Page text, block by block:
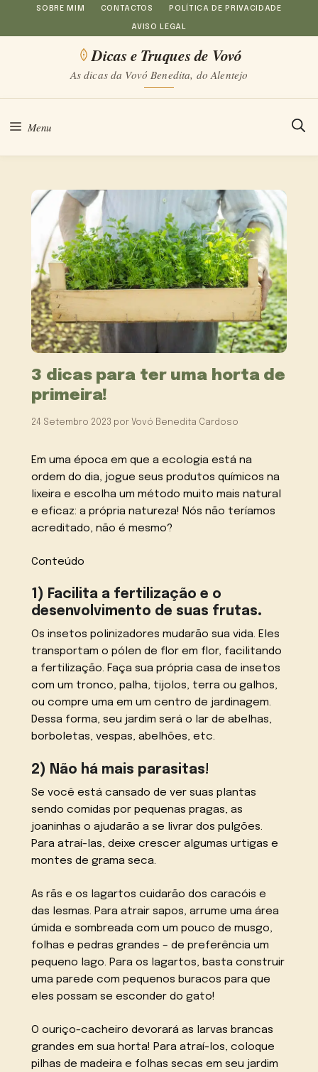
Saltar
para
conteúdo
SOBRE MIM CONTACTOS POLÍTICA DE PRIVACIDADE
AVISO LEGAL
Dicas e Truques de Vovó
As dicas da Vovó Benedita, do Alentejo
Menu
3 dicas para ter uma horta de
primeira!
24 Setembro 2023 por Vovó Benedita Cardoso
Em uma época em que a ecologia está na
ordem do dia, jogue seus produtos químicos na
lixeira e escolha um método muito mais natural
e eficaz: a própria natureza! Nós não teríamos
acreditado, não é mesmo?
Conteúdo
1) Facilita a fertilização e o
desenvolvimento de suas frutas.
Os insetos polinizadores mudarão sua vida. Eles
transportam o pólen de flor em flor, facilitando
a fertilização. Faça sua própria casa de insetos
com um tronco, palha, tijolos, terra ou galhos,
ou compre uma em um centro de jardinagem.
Dessa forma, seu jardim será o lar de abelhas,
borboletas, vespas, abelhões, etc.
2) Não há mais parasitas!
Se você está cansado de ver suas plantas
sendo comidas por pequenas pragas, as
joaninhas o ajudarão a se livrar dos pulgões.
Para atraí-las, deixe crescer algumas urtigas e
montes de grama seca.
As rãs e os lagartos cuidarão dos caracóis e
das lesmas. Para atrair sapos, arrume uma área
úmida e sombreada com um pouco de musgo,
folhas e pedras grandes – de preferência um
pequeno lago. Para os lagartos, basta construir
uma parede com pequenos buracos para que
eles possam se esconder do gato!
O ouriço-cacheiro devorará as larvas brancas
grandes em sua horta! Para atraí-los, coloque
pilhas de madeira e folhas secas em seu jardim